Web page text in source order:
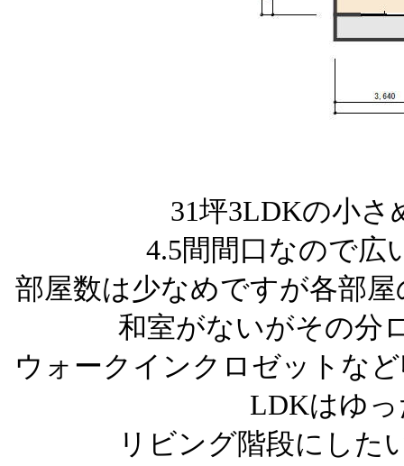
31坪3LDKの小さ
4.5間間口なので広
部屋数は少なめですが各部
和室がないがその分
ウォークインクロゼットな
LDKはゆ
リビング階段にした